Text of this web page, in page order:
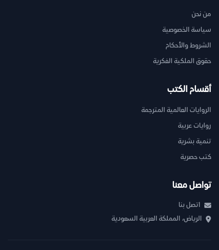
من نحن
سياسة الخصوصية
الشروط والأحكام
حقوق الملكية الفكرية
أقسام الكتب
الروايات العالمية المترجمة
روايات عربية
تنمية بشرية
كتب حصرية
تواصل معنا
اتصل بنا
الرياض، المملكة العربية السعودية